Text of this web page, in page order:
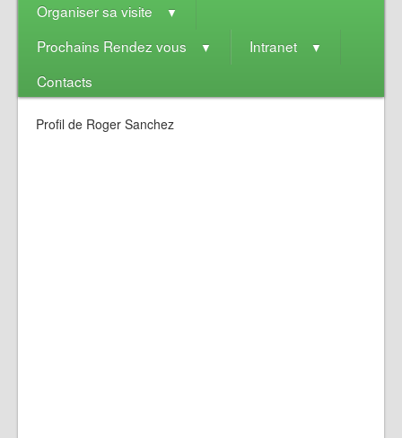
Organiser sa visite ▼
Prochains Rendez vous ▼ Intranet ▼
Contacts
Profl de Roger Sanchez